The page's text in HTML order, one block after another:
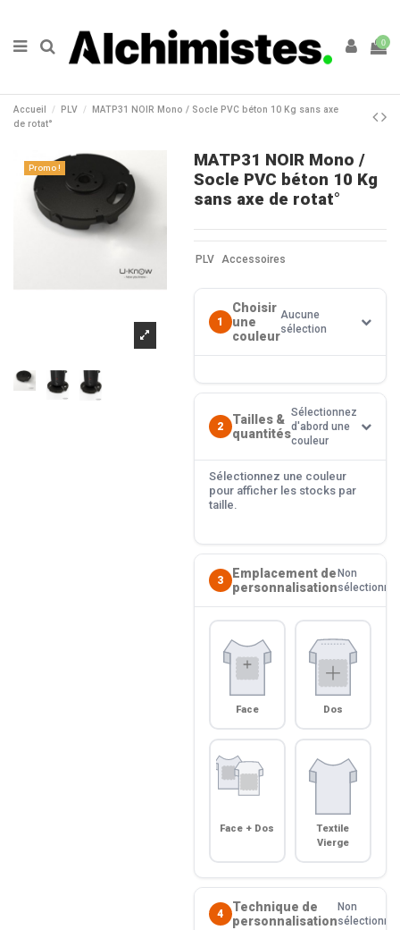
0
Accueil PLV
MATP31 NOIR Mono / Socle PVC béton 10 Kg sans axe
de rotat°
Promo !
MATP31 NOIR Mono /
Socle PVC béton 10 Kg
sans axe de rotat°
PLV Accessoires
1
Choisir
une
couleur
Aucune
sélection
2
Tailles &
quantités
Sélectionnez
d'abord une
couleur
Sélectionnez une couleur
pour afficher les stocks par
taille.
3
Emplacement de
personnalisation
Non
sélectionné
Face Dos
Face + Dos
Textile
Vierge
4
Technique de
personnalisation
Non
sélectionné